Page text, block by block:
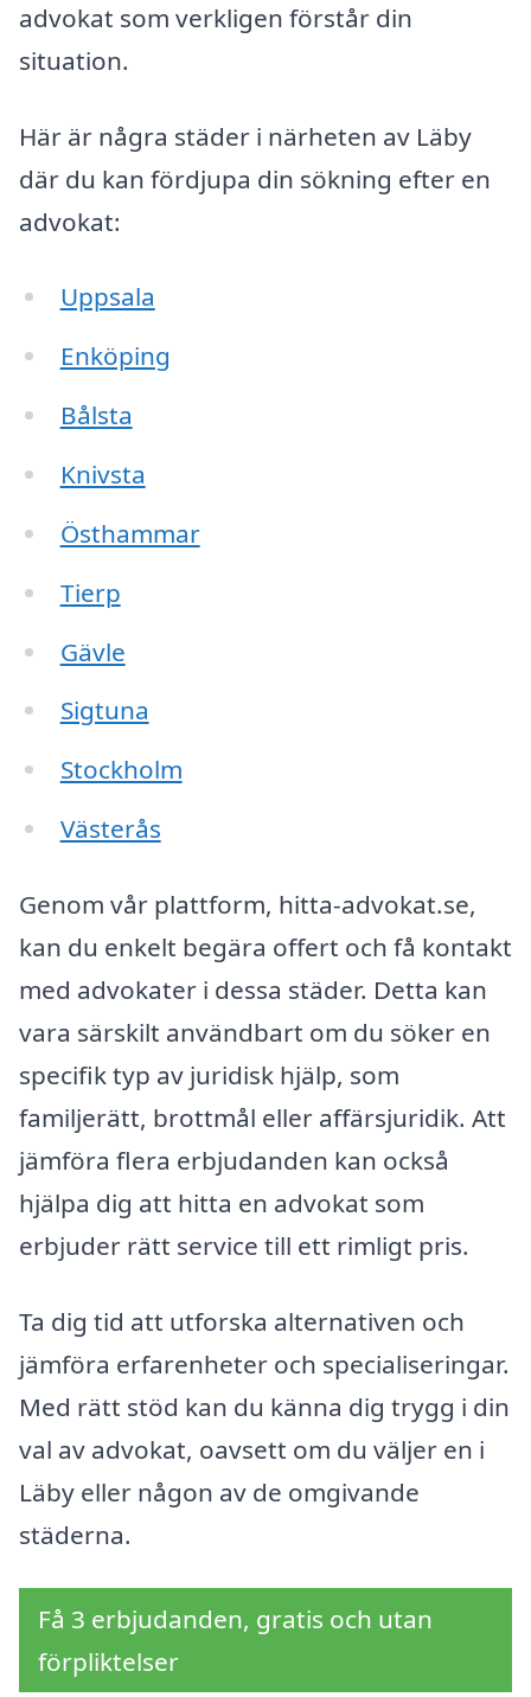
advokat som verkligen förstår din
situation.
Här är några städer i närheten av Läby
där du kan fördjupa din sökning efter en
advokat:
Uppsala
Enköping
Bålsta
Knivsta
Östhammar
Tierp
Gävle
Sigtuna
Stockholm
Västerås
Genom vår plattform, hitta-advokat.se,
kan du enkelt begära offert och få kontakt
med advokater i dessa städer. Detta kan
vara särskilt användbart om du söker en
specifik typ av juridisk hjälp, som
familjerätt, brottmål eller affärsjuridik. Att
jämföra flera erbjudanden kan också
hjälpa dig att hitta en advokat som
erbjuder rätt service till ett rimligt pris.
Ta dig tid att utforska alternativen och
jämföra erfarenheter och specialiseringar.
Med rätt stöd kan du känna dig trygg i din
val av advokat, oavsett om du väljer en i
Läby eller någon av de omgivande
städerna.
Få 3 erbjudanden, gratis och utan
förpliktelser